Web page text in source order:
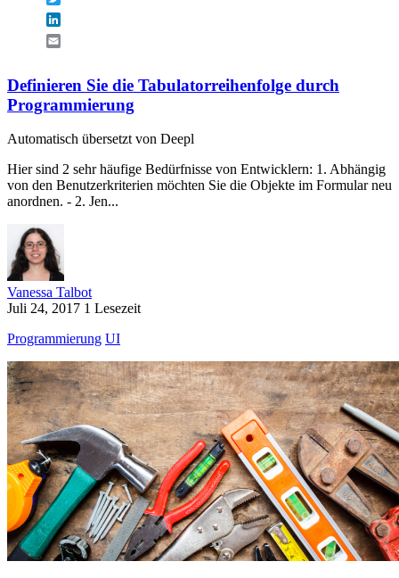
Definieren Sie die Tabulatorreihenfolge durch
Programmierung
Automatisch übersetzt von Deepl
Hier sind 2 sehr häufige Bedürfnisse von Entwicklern: 1. Abhängig
von den Benutzerkriterien möchten Sie die Objekte im Formular neu
anordnen. - 2. Jen...
Vanessa Talbot
Juli 24, 2017 1 Lesezeit
Programmierung UI